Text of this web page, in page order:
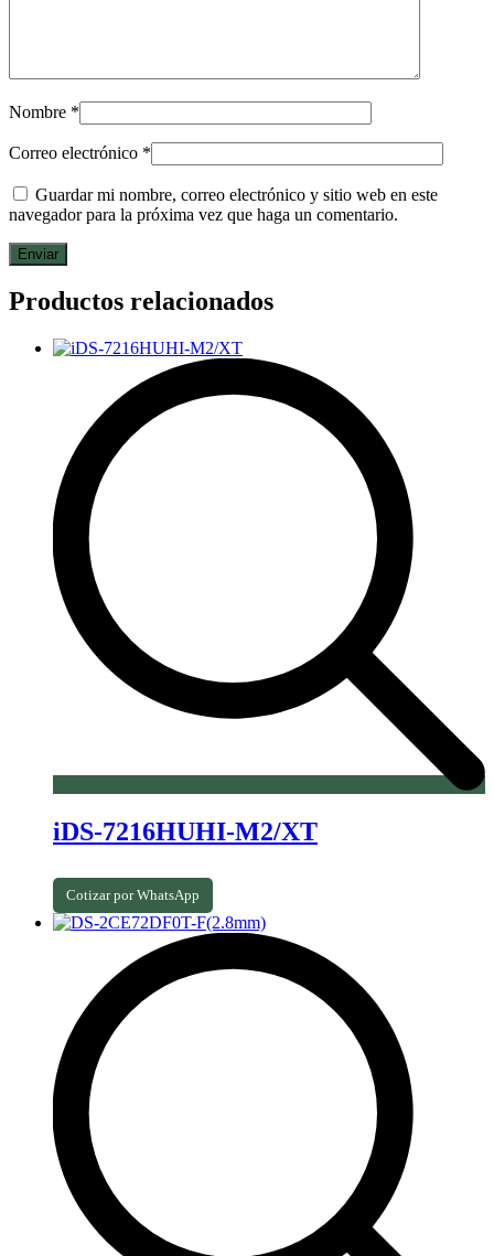
Nombre *
Correo electrónico *
Guardar mi nombre, correo electrónico y sitio web en este
navegador para la próxima vez que haga un comentario.
Productos relacionados
iDS-7216HUHI-M2/XT
Cotizar por WhatsApp